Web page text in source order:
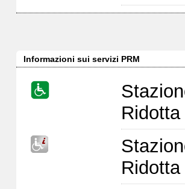
Informazioni sui servizi PRM